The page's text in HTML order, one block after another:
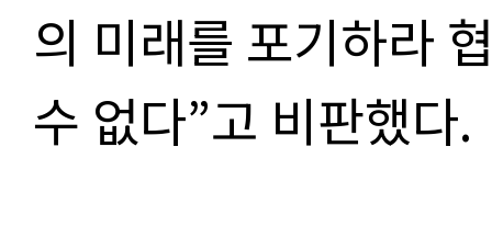
의 미래를 포기하라
수 없다”고 비판했다.